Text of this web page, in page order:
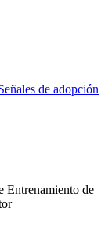
de adopción
Entrenamiento de